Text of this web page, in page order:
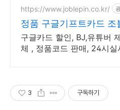
https://www.joblepin.co.kr/
정품 구글기프트카드 조
구글기프트 정품코드 판
구글카드 할인, BJ,유튜버
체 , 정품코드 판매, 24시실
3 구독하기